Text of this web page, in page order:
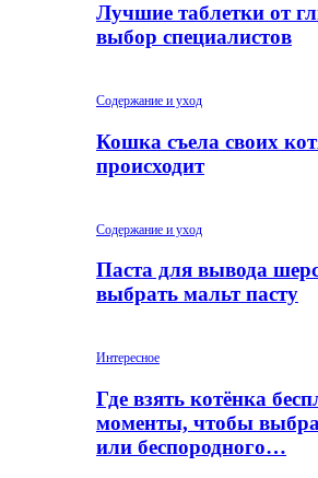
Лучшие таблетки от
выбор специалистов
Содержание и уход
Кошка съела своих
происходит
Содержание и уход
Паста для вывода
выбрать мальт пасту
Интересное
Где взять котёнка
моменты, чтобы
или беспородного…